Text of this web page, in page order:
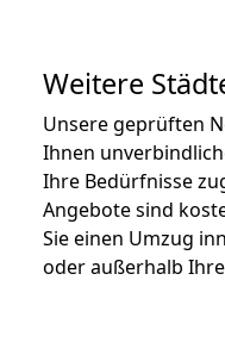
Weitere
Unsere geprüften
Ihnen
Ihre Bedürfnisse
Angebote sind
Sie einen Umzug
oder außerhalb